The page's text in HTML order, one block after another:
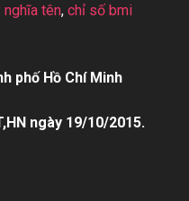
nghĩa tên, chỉ số bmi
phố Hồ Chí Minh
ngày 19/10/2015.